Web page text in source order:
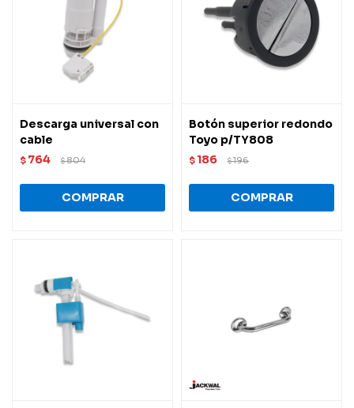
Descarga universal con
cable
$ 764 $804
Botón superior redondo
Toyo p/TY808
$ 186 $196